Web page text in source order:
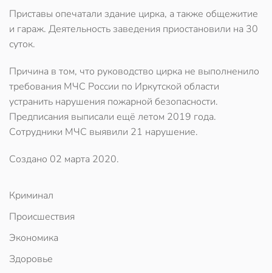
Приставы опечатали здание цирка, а также общежитие
и гараж. Деятельность заведения приостановили на 30
суток.
Причина в том, что руководство цирка не выполненило
требования МЧС России по Иркутской области
устранить нарушения пожарной безопасности.
Предписания выписали ещё летом 2019 года.
Сотрудники МЧС выявили 21 нарушение.
Создано 02 марта 2020.
Криминал
Происшествия
Экономика
Здоровье